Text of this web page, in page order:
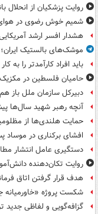
روایت پزشکیان از انحلال
شمیم خوش رضوی در
هشدار افسر ارشد
موشک‌های بالستیک
باید افراد کارآمدتر را به
حامیان فلسطین در
دبیرکل سازمان ملل باز
آنچه رهبر شهید سال‌ها
حمایت هلندی‌ها از
افشای برکناری در موساد
دستگیری عامل انتشار
روایت تکان‌دهنده
هدف قرار گرفتن اتاق‌
شکست پروژه «خاورمیانه
گزافه‌گویی و لفاظی جدید